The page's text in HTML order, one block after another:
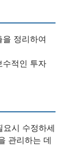
정리하여
수적인 투자
시 수정하세
관리하는 데